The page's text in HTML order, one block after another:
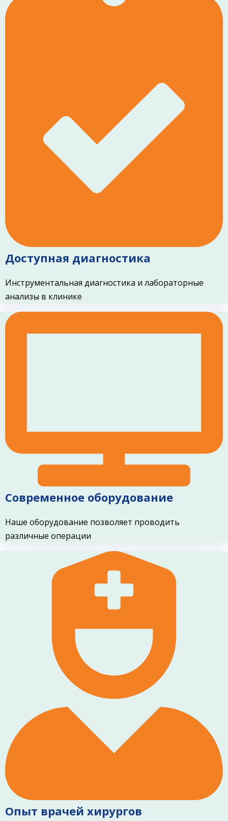
Доступная диагностика
Инструментальная диагностика и лабораторные
анализы в клинике
Современное оборудование
Наше оборудование позволяет проводить
различные операции
Опыт врачей хирургов